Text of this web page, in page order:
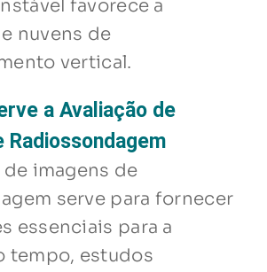
favorece a
nuvens de
vertical.
a Avaliação de
Radiossondagem
de imagens de
serve para fornecer
essenciais para a
tempo, estudos